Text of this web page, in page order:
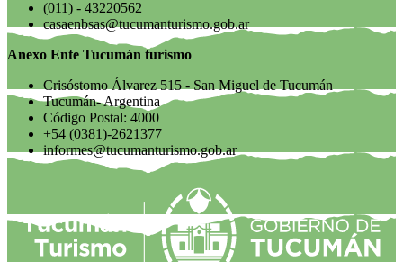
(011) - 43220562
casaenbsas@tucumanturismo.gob.ar
Anexo Ente Tucumán turismo
Crisóstomo Álvarez 515 - San Miguel de Tucumán
Tucumán- Argentina
Código Postal: 4000
+54 (0381)-2621377
informes@tucumanturismo.gob.ar